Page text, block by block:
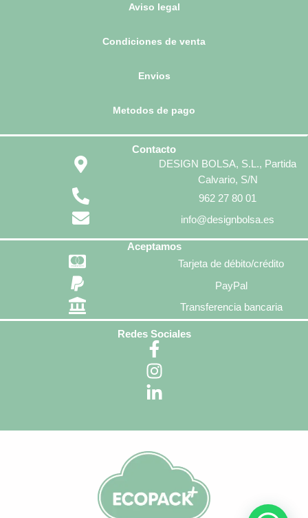
Aviso legal
Condiciones de venta
Envios
Metodos de pago
Contacto
DESIGN BOLSA, S.L., Partida
Calvario, S/N
962 27 80 01
info@designbolsa.es
Aceptamos
Tarjeta de débito/crédito
PayPal
Transferencia bancaria
Redes Sociales